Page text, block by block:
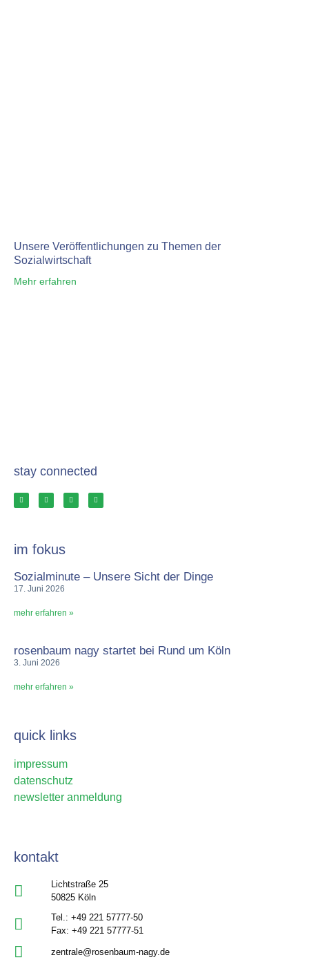
Unsere Veröffentlichungen zu Themen der
Sozialwirtschaft
Mehr erfahren
stay connected
im fokus
Sozialminute – Unsere Sicht der Dinge
17. Juni 2026
mehr erfahren »
rosenbaum nagy startet bei Rund um Köln
3. Juni 2026
mehr erfahren »
quick links
impressum
datenschutz
newsletter anmeldung
kontakt
Lichtstraße 25
50825 Köln
Tel.: +49 221 57777-50
Fax: +49 221 57777-51
zentrale@rosenbaum-nagy.de